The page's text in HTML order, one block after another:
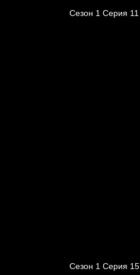
Сезон 1 Серия 11
Сезон 1 Серия 15